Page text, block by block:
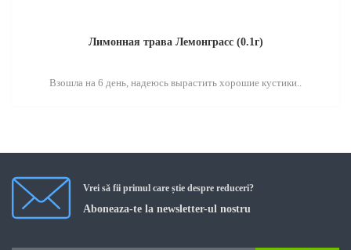
Лимонная трава Лемонграсс (0.1г)
Взошла на 6 день, надеюсь вырастить хорошие кустики..
Vrei să fii primul care știe despre reduceri?
Aboneaza-te la newsletter-ul nostru